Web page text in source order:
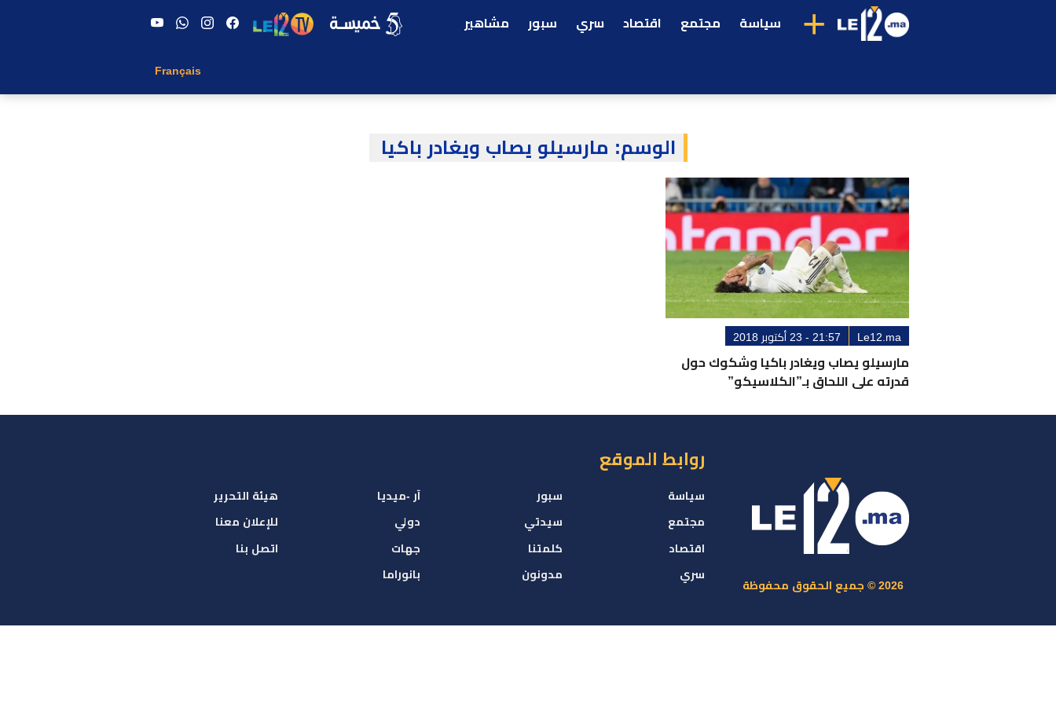
+ سياسة مجتمع اقتصاد سري سبور مشاهير
Français
الوسم: مارسيلو يصاب ويغادر باكيا
Le12.ma 21:57 - 23 أكتوبر 2018
مارسيلو يصاب ويغادر باكيا وشكوك حول
قدرته على اللحاق بـ”الكلاسيكو”
2026 © جميع الحقوق محفوظة
روابط الموقع
سياسة
مجتمع
اقتصاد
سري
سبور
سيدتي
كلمتنا
مدونون
آر -ميديا
دولي
جهات
بانوراما
هيئة التحرير
للإعلان معنا
اتصل بنا